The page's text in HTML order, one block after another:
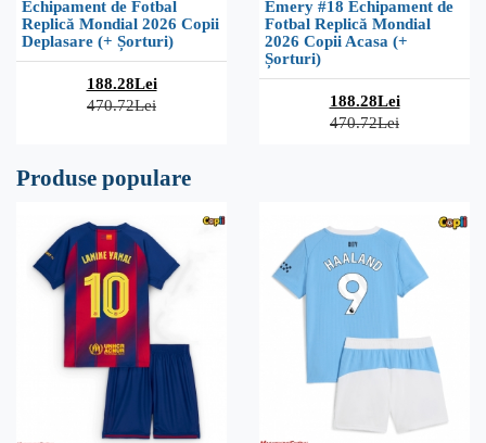
Echipament de Fotbal
Replică Mondial 2026 Copii
Deplasare (+ Șorturi)
188.28Lei
470.72Lei
Emery #18 Echipament de
Fotbal Replică Mondial
2026 Copii Acasa (+
Șorturi)
188.28Lei
470.72Lei
Produse populare